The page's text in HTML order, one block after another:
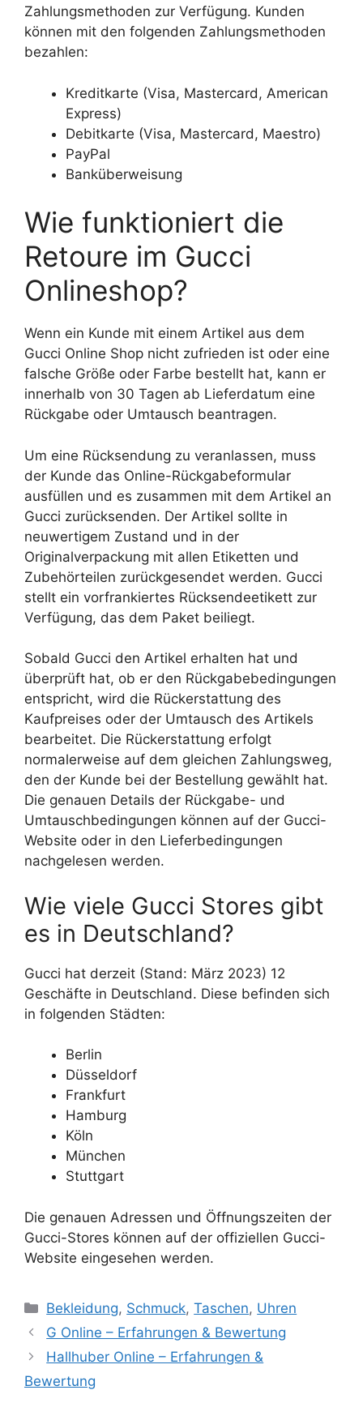
Zahlungsmethoden zur Verfügung. Kunden
können mit den folgenden Zahlungsmethoden
bezahlen:
Kreditkarte (Visa, Mastercard, American
Express)
Debitkarte (Visa, Mastercard, Maestro)
PayPal
Banküberweisung
Wie funktioniert die
Retoure im Gucci
Onlineshop?
Wenn ein Kunde mit einem Artikel aus dem
Gucci Online Shop nicht zufrieden ist oder eine
falsche Größe oder Farbe bestellt hat, kann er
innerhalb von 30 Tagen ab Lieferdatum eine
Rückgabe oder Umtausch beantragen.
Um eine Rücksendung zu veranlassen, muss
der Kunde das Online-Rückgabeformular
ausfüllen und es zusammen mit dem Artikel an
Gucci zurücksenden. Der Artikel sollte in
neuwertigem Zustand und in der
Originalverpackung mit allen Etiketten und
Zubehörteilen zurückgesendet werden. Gucci
stellt ein vorfrankiertes Rücksendeetikett zur
Verfügung, das dem Paket beiliegt.
Sobald Gucci den Artikel erhalten hat und
überprüft hat, ob er den Rückgabebedingungen
entspricht, wird die Rückerstattung des
Kaufpreises oder der Umtausch des Artikels
bearbeitet. Die Rückerstattung erfolgt
normalerweise auf dem gleichen Zahlungsweg,
den der Kunde bei der Bestellung gewählt hat.
Die genauen Details der Rückgabe- und
Umtauschbedingungen können auf der Gucci-
Website oder in den Lieferbedingungen
nachgelesen werden.
Wie viele Gucci Stores gibt
es in Deutschland?
Gucci hat derzeit (Stand: März 2023) 12
Geschäfte in Deutschland. Diese befinden sich
in folgenden Städten:
Berlin
Düsseldorf
Frankfurt
Hamburg
Köln
München
Stuttgart
Die genauen Adressen und Öffnungszeiten der
Gucci-Stores können auf der offiziellen Gucci-
Website eingesehen werden.
Categories
Bekleidung, Schmuck,Taschen, Uhren
G Online – Erfahrungen & Bewertung
Hallhuber Online – Erfahrungen &
Bewertung